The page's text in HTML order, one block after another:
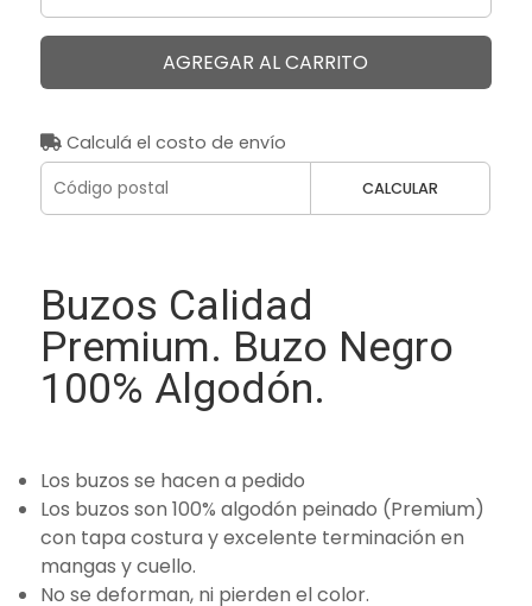
AGREGAR AL CARRITO
Calculá el costo de envío
CALCULAR
Buzos Calidad
Premium. Buzo Negro
100% Algodón.
Los buzos se hacen a pedido
Los buzos son 100% algodón peinado (Premium)
con tapa costura y excelente terminación en
mangas y cuello.
No se deforman, ni pierden el color.